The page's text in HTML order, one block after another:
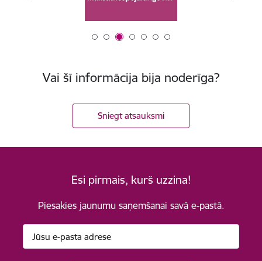
Vai šī informācija bija noderīga?
Sniegt atsauksmi
Esi pirmais, kurš uzzina!
Piesakies jaunumu saņemšanai savā e-pastā.